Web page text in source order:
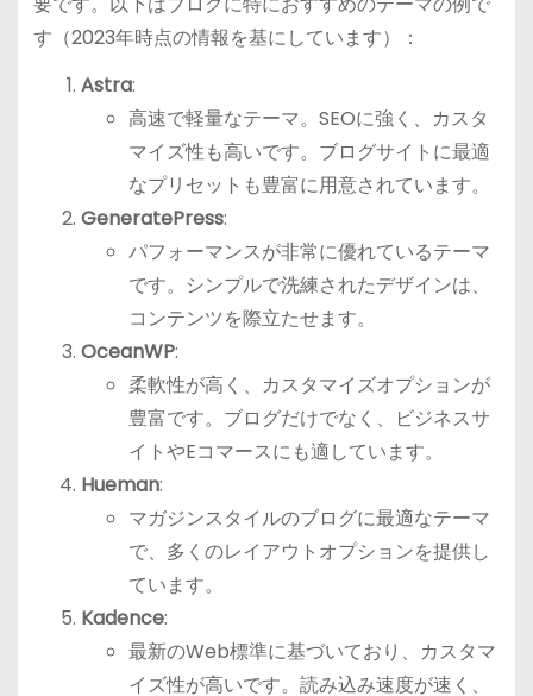
す（2023年時点の情報を基にしています）：
Astra:
高速で軽量なテーマ。SEOに強く、カスタ
マイズ性も高いです。ブログサイトに最適
なプリセットも豊富に用意されています。
GeneratePress:
パフォーマンスが非常に優れているテーマ
です。シンプルで洗練されたデザインは、
コンテンツを際立たせます。
OceanWP:
柔軟性が高く、カスタマイズオプションが
豊富です。ブログだけでなく、ビジネスサ
イトやEコマースにも適しています。
Hueman:
マガジンスタイルのブログに最適なテーマ
で、多くのレイアウトオプションを提供し
ています。
Kadence:
最新のWeb標準に基づいており、カスタマ
イズ性が高いです。読み込み速度が速く、